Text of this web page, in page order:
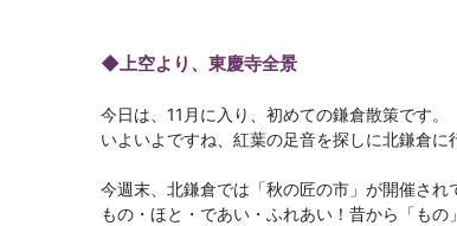
◆上空より、東慶寺全景
今日は、11月に入り、初めての鎌倉散策です。
いよいよですね、紅葉の足音を探しに北鎌倉に
今週末、北鎌倉では「秋の匠の市」が開催され
もの・ほと・であい・ふれあい！昔から「も